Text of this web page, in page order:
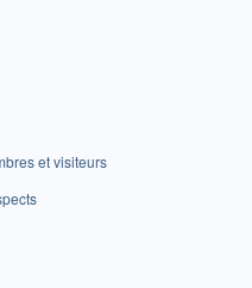
et visiteurs